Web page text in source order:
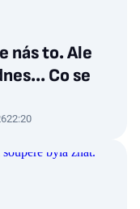
nás to. Ale
Co se
22:20